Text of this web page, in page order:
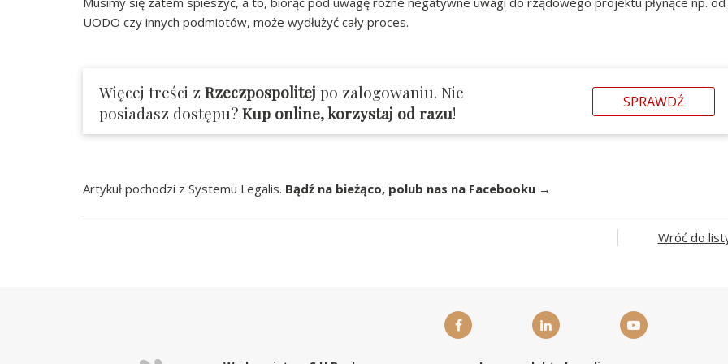
UODO czy innych podmiotów, może wydłużyć cały proces.
Więcej treści z Rzeczpospolitej po zalogowaniu. Nie
posiadasz dostępu?Kup online, korzystaj od razu!
SPRAWDŹ
Artykuł pochodzi z Systemu Legalis. Bądź na bieżąco, polub nas na Facebooku →
Wróć do